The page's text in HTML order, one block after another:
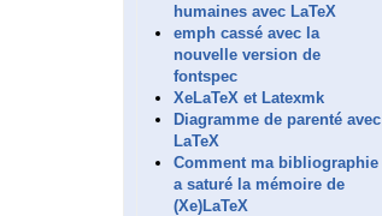
humaines avec LaTeX
emph cassé avec la
nouvelle version de
fontspec
XeLaTeX et Latexmk
Diagramme de parenté avec
LaTeX
Comment ma bibliographie
a saturé la mémoire de
(Xe)LaTeX